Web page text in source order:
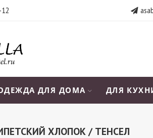
ДЛЯ ДОМА ДЛЯ
ХЛОПОК / ТЕНСЕЛ